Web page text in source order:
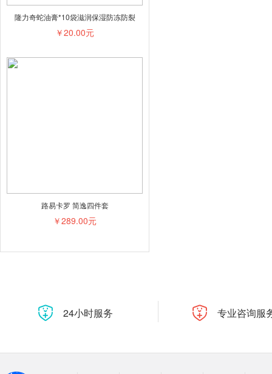
隆力奇蛇油膏*10袋滋润保湿防冻防裂
￥20.00元
路易卡罗 简逸四件套
￥289.00元
24小时服务 专业咨询服